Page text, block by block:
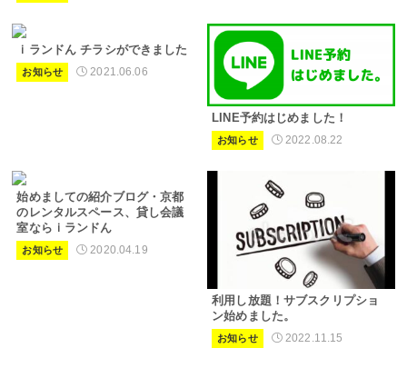
ｉランドん チラシができました
お知らせ 2021.06.06
LINE予約はじめました！
お知らせ 2022.08.22
始めましての紹介ブログ・京都
のレンタルスペース、貸し会議
室ならｉランドん
お知らせ 2020.04.19
利用し放題！サブスクリプショ
ン始めました。
お知らせ 2022.11.15